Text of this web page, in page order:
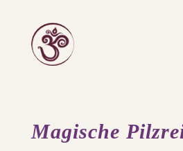
Inhalt
springen
Magische